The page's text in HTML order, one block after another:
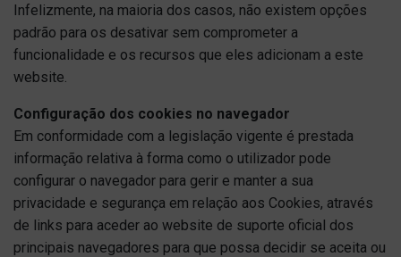
Infelizmente, na maioria dos casos, não existem opções
padrão para os desativar sem comprometer a
funcionalidade e os recursos que eles adicionam a este
website.
Configuração dos cookies no navegador
Em conformidade com a legislação vigente é prestada
informação relativa à forma como o utilizador pode
configurar o navegador para gerir e manter a sua
privacidade e segurança em relação aos Cookies, através
de links para aceder ao website de suporte oficial dos
principais navegadores para que possa decidir se aceita ou